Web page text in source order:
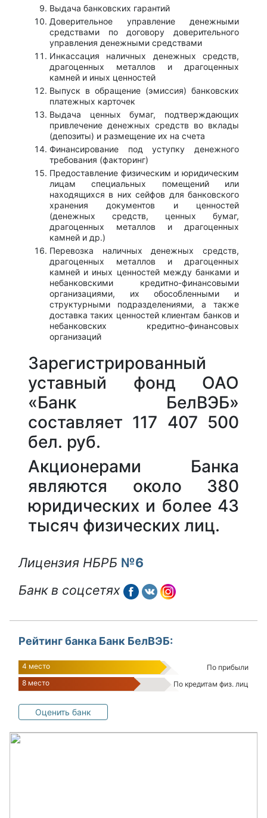
Выдача банковских гарантий
Доверительное управление денежными
средствами по договору доверительного
управления денежными средствами
Инкассация наличных денежных средств,
драгоценных металлов и драгоценных
камней и иных ценностей
Выпуск в обращение (эмиссия) банковских
платежных карточек
Выдача ценных бумаг, подтверждающих
привлечение денежных средств во вклады
(депозиты) и размещение их на счета
Финансирование под уступку денежного
требования (факторинг)
Предоставление физическим и юридическим
лицам специальных помещений или
находящихся в них сейфов для банковского
хранения документов и ценностей
(денежных средств, ценных бумаг,
драгоценных металлов и драгоценных
камней и др.)
Перевозка наличных денежных средств,
драгоценных металлов и драгоценных
камней и иных ценностей между банками и
небанковскими кредитно-финансовыми
организациями, их обособленными и
структурными подразделениями, а также
доставка таких ценностей клиентам банков и
небанковских кредитно-финансовых
организаций
Зарегистрированный
уставный фонд ОАО
«Банк БелВЭБ»
составляет 117 407 500
бел. руб.
Акционерами Банка
являются около 380
юридических и более 43
тысяч физических лиц.
Лицензия НБРБ №6
Банк в соцсетях
texttext
Рейтинг банка Банк БелВЭБ:
4 место
По прибыли
8 место
По кредитам физ. лиц
Оценить банк